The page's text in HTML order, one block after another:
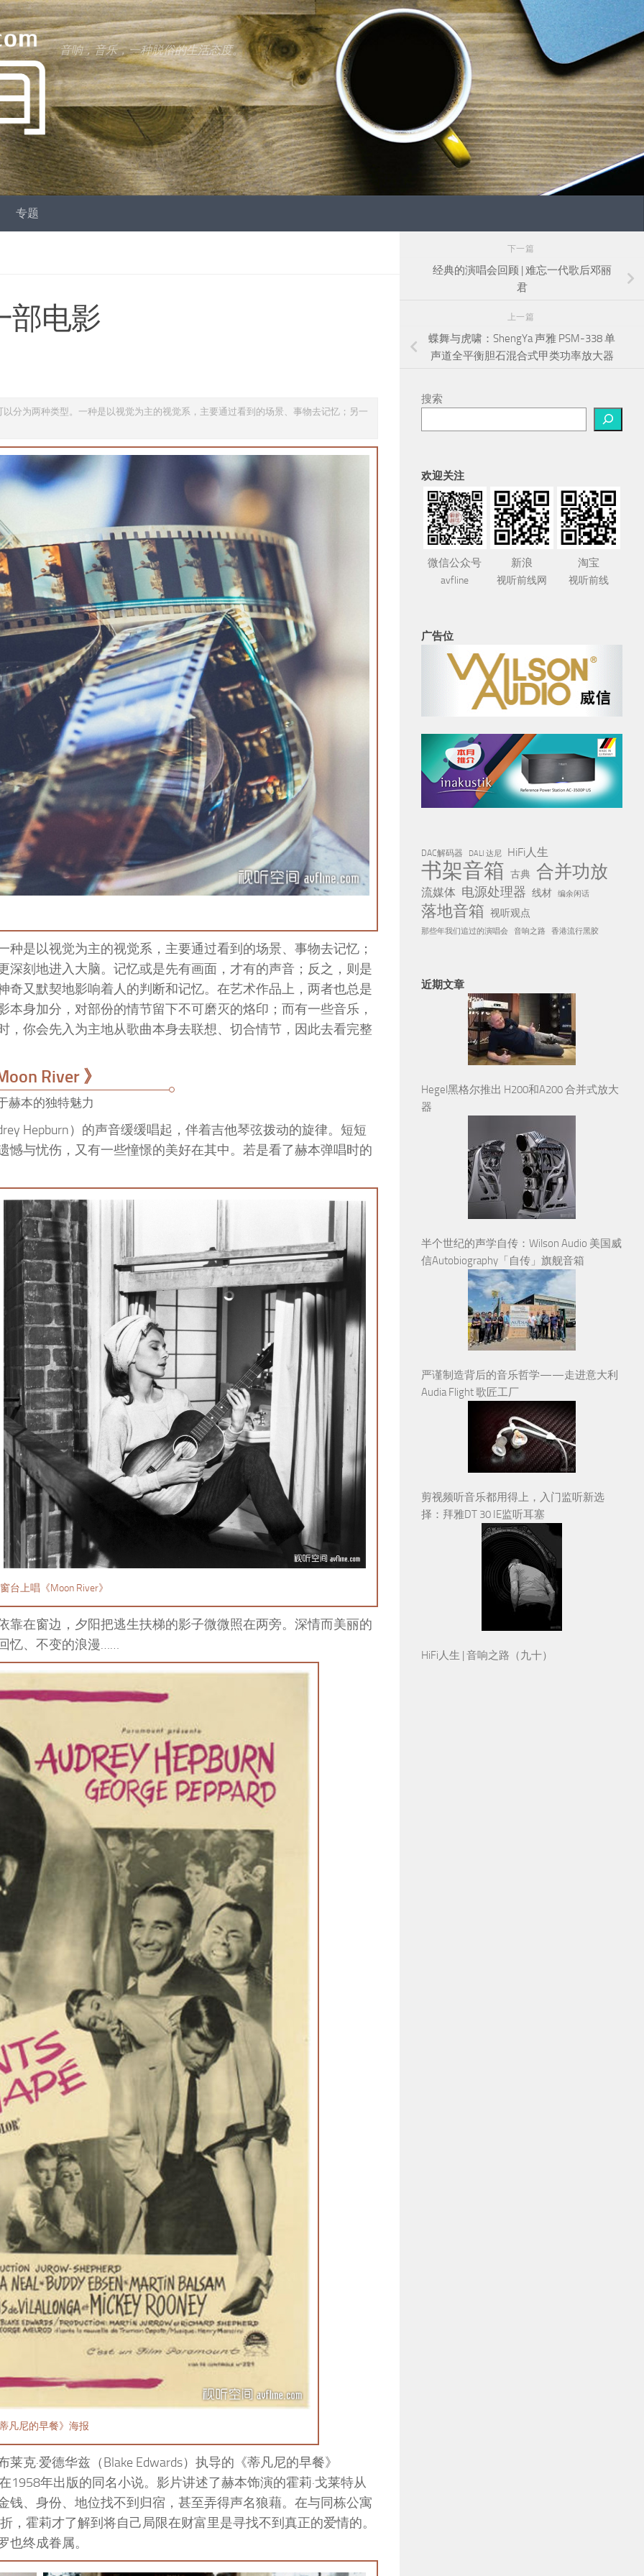
音响，音乐，一种脱俗的生活态度。
专题
部电影
以分为两种类型。一种是以视觉为主的视觉系，主要通过看到的场景、事物去记忆；另一
是以视觉为主的视觉系，主要通过看到的场景、事物去记忆；
刻地进入大脑。记忆或是先有画面，才有的声音；反之，则是
又默契地影响着人的判断和记忆。在艺术作品上，两者也总是
身加分，对部份的情节留下不可磨灭的烙印；而有一些音乐，
你会先入为主地从歌曲本身去联想、切合情节，因此去看完整
River 》
赫本的独特魅力
Hepburn）的声音缓缓唱起，伴着吉他琴弦拨动的旋律。短短
与忧伤，又有一些憧憬的美好在其中。若是看了赫本弹唱时的
台上唱《Moon River》
靠在窗边，夕阳把逃生扶梯的影子微微照在两旁。深情而美丽的
忆、不变的浪漫……
凡尼的早餐》海报
克·爱德华兹（Blake Edwards）执导的《蒂凡尼的早餐》
1958年出版的同名小说。影片讲述了赫本饰演的霍莉·戈莱特从
、身份、地位找不到归宿，甚至弄得声名狼藉。在与同栋公寓
，霍莉才了解到将自己局限在财富里是寻找不到真正的爱情的。
终成眷属。
下一篇
经典的演唱会回顾 | 难忘一代歌后邓丽
君
上一篇
蝶舞与虎啸：ShengYa 声雅 PSM-338 单
声道全平衡胆石混合式甲类功率放大器
搜索
欢迎关注
微信公众号
avfline
新浪
视听前线网
淘宝
视听前线
广告位
DAC解码器 DALI 达尼 HiFi人生
书架音箱 古典 合并功放
流媒体 电源处理器 线材 编余闲话
落地音箱 视听观点
那些年我们追过的演唱会 音响之路 香港流行黑胶
近期文章
Hegel黑格尔推出 H200和A200 合并式放大
器
半个世纪的声学自传：Wilson Audio 美国威
信Autobiography「自传」旗舰音箱
严谨制造背后的音乐哲学——走进意大利
Audia Flight 歌匠工厂
剪视频听音乐都用得上，入门监听新选
择：拜雅DT 30 IE监听耳塞
HiFi人生 | 音响之路（九十）